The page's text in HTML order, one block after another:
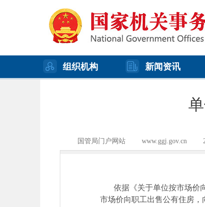
组织机构 新闻资讯
国管局门户网站 www.ggj.gov.cn
依据《关于单位按市场价
市场价向职工出售公有住房，